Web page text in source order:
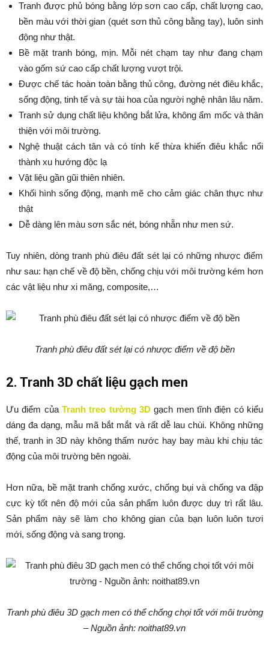
Tranh được phủ bóng bằng lớp sơn cao cấp, chất lượng cao,
bền màu với thời gian (quét sơn thủ công bằng tay), luôn sinh
động như thật.
Bề mặt tranh bóng, mịn. Mỗi nét chạm tay như đang chạm
vào gốm sứ cao cấp chất lượng vượt trội.
Được chế tác hoàn toàn bằng thủ công, đường nét điêu khắc,
sống động, tinh tế và sự tài hoa của người nghệ nhân lâu năm.
Tranh sử dụng chất liệu không bắt lửa, không ẩm mốc và thân
thiện với môi trường.
Nghệ thuật cách tân và có tính kế thừa khiến điêu khắc nổi
thành xu hướng độc lạ
Vật liệu gần gũi thiên nhiên.
Khối hình sống động, mạnh mẽ cho cảm giác chân thực như
thật
Dễ dàng lên màu sơn sắc nét, bóng nhẵn như men sứ.
Tuy nhiên, dòng tranh phù điêu đất sét lại có những nhược điểm
như sau: hạn chế về độ bền, chống chịu với môi trường kém hơn
các vật liệu như xi măng, composite,…
Tranh phù điêu đất sét lại có nhược điểm về độ bền
2. Tranh 3D chất liệu gạch men
Ưu điểm của Tranh treo tường 3D gạch men tĩnh điện có kiểu
dáng đa dạng, mẫu mã bắt mắt và rất dễ lau chùi. Không những
thế, tranh in 3D này không thấm nước hay bay màu khi chịu tác
động của môi trường bên ngoài.
Hơn nữa, bề mặt tranh chống xước, chống bụi và chống va đập
cực kỳ tốt nên độ mới của sản phẩm luôn được duy trì rất lâu.
Sản phẩm này sẽ làm cho không gian của bạn luôn luôn tươi
mới, sống động và sang trọng.
Tranh phù điêu 3D gạch men có thể chống chọi tốt với môi trường
– Nguồn ảnh: noithat89.vn